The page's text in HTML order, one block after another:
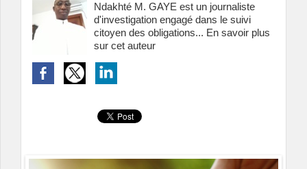
Ndakhté M. GAYE est un journaliste
d'investigation engagé dans le suivi
citoyen des obligations... En savoir plus
sur cet auteur